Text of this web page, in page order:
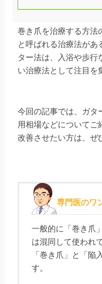
巻き爪を治療する方法
と呼ばれる治療法があ
ター法は、入浴や歩行
い治療法として注目を
今回の記事では、ガタ
用相場などについてご
改善させたい方は、ぜ
専門医のワ
一般的に「巻き爪
は混同して使われ
「巻き爪」と「陥
す。